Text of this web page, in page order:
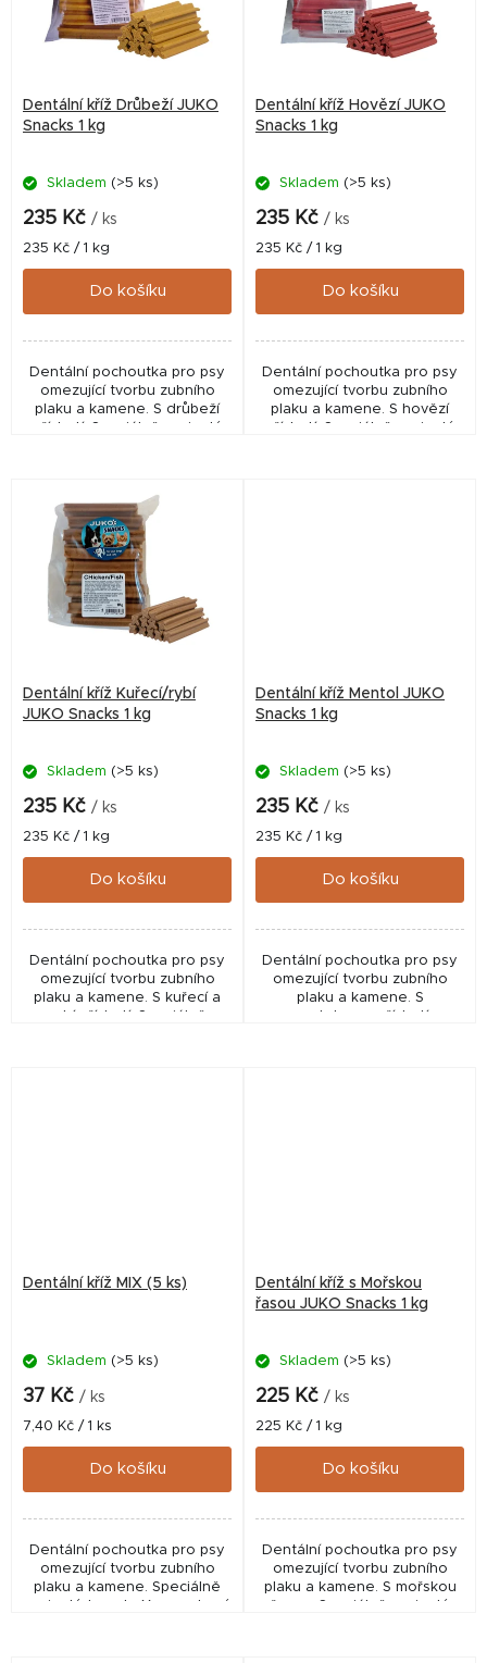
o
Dentální kříž Drůbeží JUKO
Snacks 1 kg
Průměrné
hodnocení
produktu
je
5,0
5
hvězdiček.
Skladem (>5 ks)
235 Kč / ks
Měrná
cena:
235 Kč / 1 kg
Do košíku
Dentální pochoutka pro psy
omezující tvorbu zubního
plaku a kamene. S drůbeží
příchutí. Speciálně vyvinutý
Dentální kříž Hovězí JUKO
Snacks 1 kg
Průměrné
hodnocení
produktu
je
5,0
5
hvězdiček.
Skladem (>5 ks)
235 Kč / ks
Měrná
cena:
235 Kč / 1 kg
Do košíku
Dentální pochoutka pro psy
omezující tvorbu zubního
plaku a kamene. S hovězí
příchutí. Speciálně vyvinutý
Dentální kříž Kuřecí/rybí
JUKO Snacks 1 kg
Skladem (>5 ks)
235 Kč / ks
Měrná
cena:
235 Kč / 1 kg
Do košíku
Dentální pochoutka pro psy
omezující tvorbu zubního
plaku a kamene. S kuřecí a
Dentální kříž Mentol JUKO
Snacks 1 kg
Skladem (>5 ks)
235 Kč / ks
Měrná
cena:
235 Kč / 1 kg
Do košíku
Dentální pochoutka pro psy
omezující tvorbu zubního
plaku a kamene. S
Dentální kříž MIX (5 ks)
Skladem (>5 ks)
37 Kč / ks
Měrná
cena:
7,40 Kč / 1 ks
Do košíku
Dentální pochoutka pro psy
omezující tvorbu zubního
plaku a kamene. Speciálně
vyvinutý tvar do X pro zdravý
Dentální kříž s Mořskou
řasou JUKO Snacks 1 kg
Skladem (>5 ks)
225 Kč / ks
Měrná
cena:
225 Kč / 1 kg
Do košíku
Dentální pochoutka pro psy
omezující tvorbu zubního
plaku a kamene. S mořskou
řasou. Speciálně vyvinutý